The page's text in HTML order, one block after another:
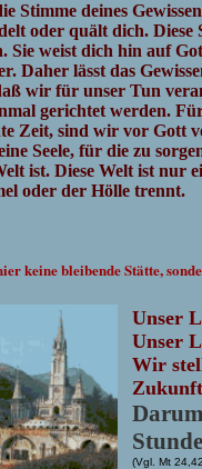
Stimme deines
oder quält dich. Diese
Sie weist dich hin auf
Daher lässt das
wir für unser Tun
gerichtet werden.
Zeit, sind wir vor Gott
Seele, für die zu
ist. Diese Welt ist nur
oder der Hölle trennt.
keine bleibende Stätte,
Unser
Unser
Wir
(Vgl. Mt